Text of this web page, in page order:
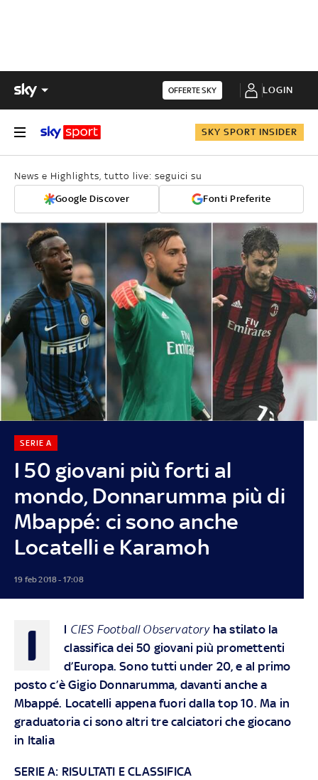
OFFERTE SKY LOGIN
SKY SPORT INSIDER
News e Highlights, tutto live: seguici su
Google Discover Fonti Preferite
I 50 giovani più forti al
mondo, Donnarumma più di
Mbappé: ci sono anche
Locatelli e Karamoh
SERIE A
19 feb 2018 - 17:08
I l CIES Football Observatory ha stilato la
classifica dei 50 giovani più promettenti
d’Europa. Sono tutti under 20, e al primo
posto c’è Gigio Donnarumma, davanti anche a
Mbappé. Locatelli appena fuori dalla top 10. Ma in
graduatoria ci sono altri tre calciatori che giocano
in Italia
SERIE A: RISULTATI ECLASSIFICA